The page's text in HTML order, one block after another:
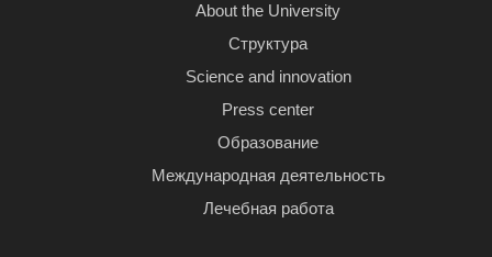
About the University
Структура
Science and innovation
Press center
Образование
Международная деятельность
Лечебная работа